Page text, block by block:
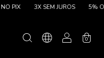
3X SEM JUROS 5% OFF NO
0